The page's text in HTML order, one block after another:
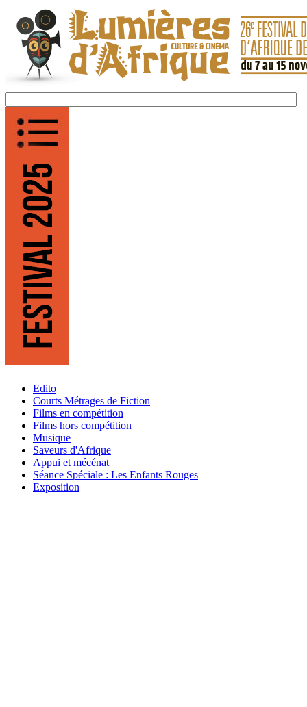
Edito
Courts Métrages de Fiction
Films en compétition
Films hors compétition
Musique
Saveurs d'Afrique
Appui et mécénat
Séance Spéciale : Les Enfants Rouges
Exposition